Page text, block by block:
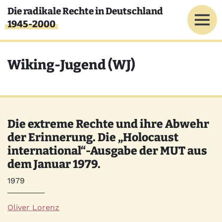
Direkt zum Inhalt
Die radikale Rechte in Deutschland
1945-2000
Wiking-Jugend (WJ)
Die extreme Rechte und ihre Abwehr
der Erinnerung. Die „Holocaust
international“-Ausgabe der MUT aus
dem Januar 1979.
Jahr
1979
Autor*innen
Oliver Lorenz